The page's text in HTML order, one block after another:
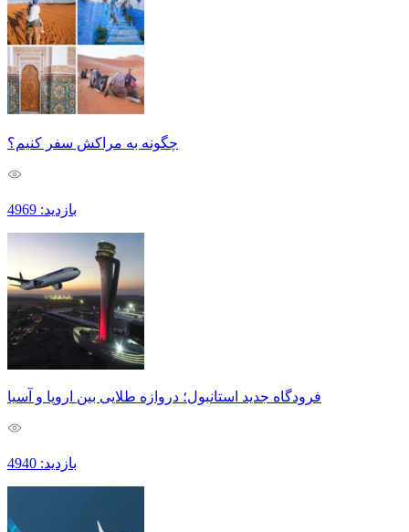
چگونه به مراکش سفر کنیم؟
بازدید: 4969
فرودگاه جدید استانبول؛ دروازه طلایی بین اروپا و آسیا
بازدید: 4940